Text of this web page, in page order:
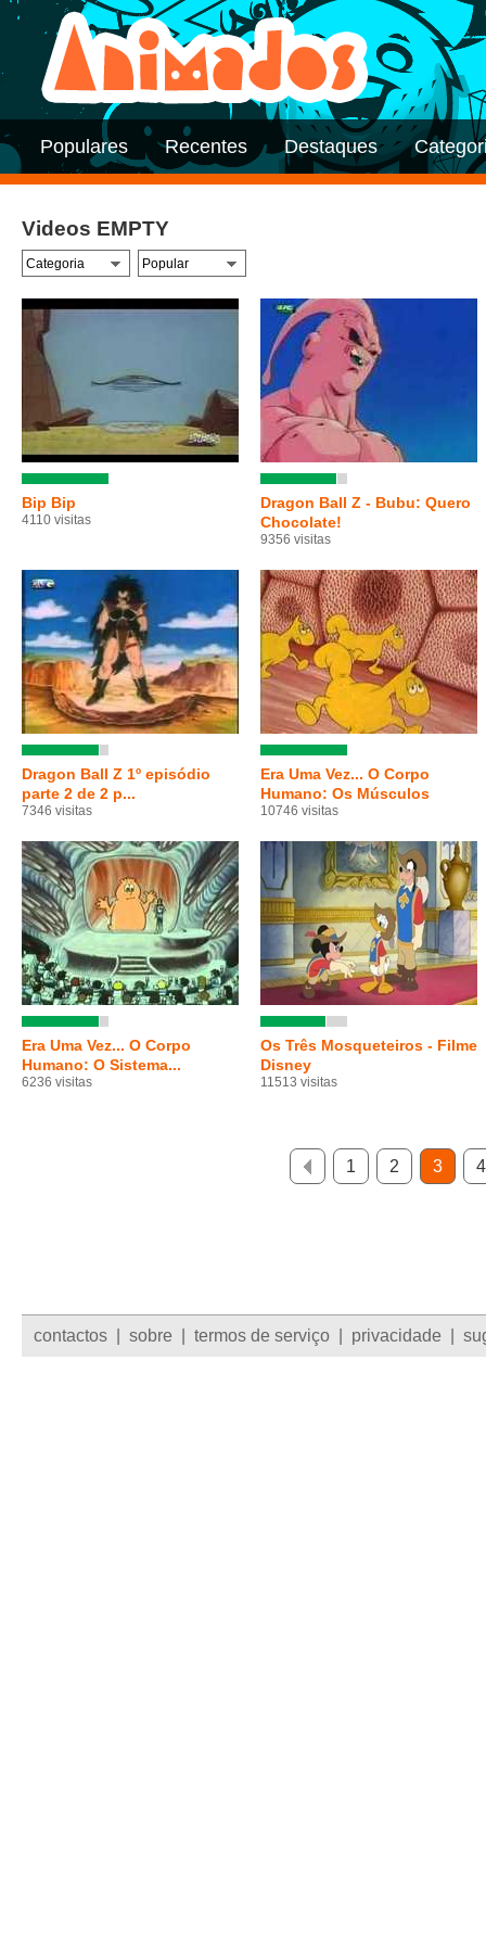
Populares Recentes Destaques
Videos EMPTY
Bip Bip
4110 visitas
Dragon Ball Z - Bubu: Quero
Chocolate!
9356 visitas
Dragon Ball Z 1º episódio
parte 2 de 2 p...
7346 visitas
Era Uma Vez... O Corpo
Humano: Os Músculos
10746 visitas
Era Uma Vez... O Corpo
Humano: O Sistema...
6236 visitas
Os Três Mosqueteiros - Filme
Disney
11513 visitas
1 2 3 4
contactos sobre termos de serviço privacidade